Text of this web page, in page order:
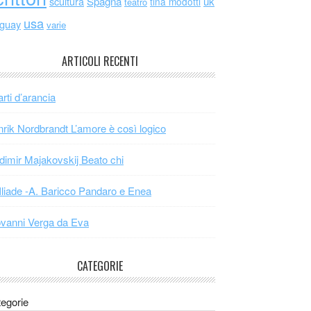
usa varie
ARTICOLI RECENTI
d’arancia
Nordbrandt L’amore è così logico
Majakovskij Beato chi
-A. Baricco Pandaro e Enea
Verga da Eva
CATEGORIE